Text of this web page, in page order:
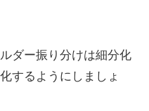
ダー振り分けは細分化
するようにしましょ